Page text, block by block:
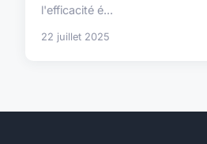
l'efficacité é...
22 juillet 2025